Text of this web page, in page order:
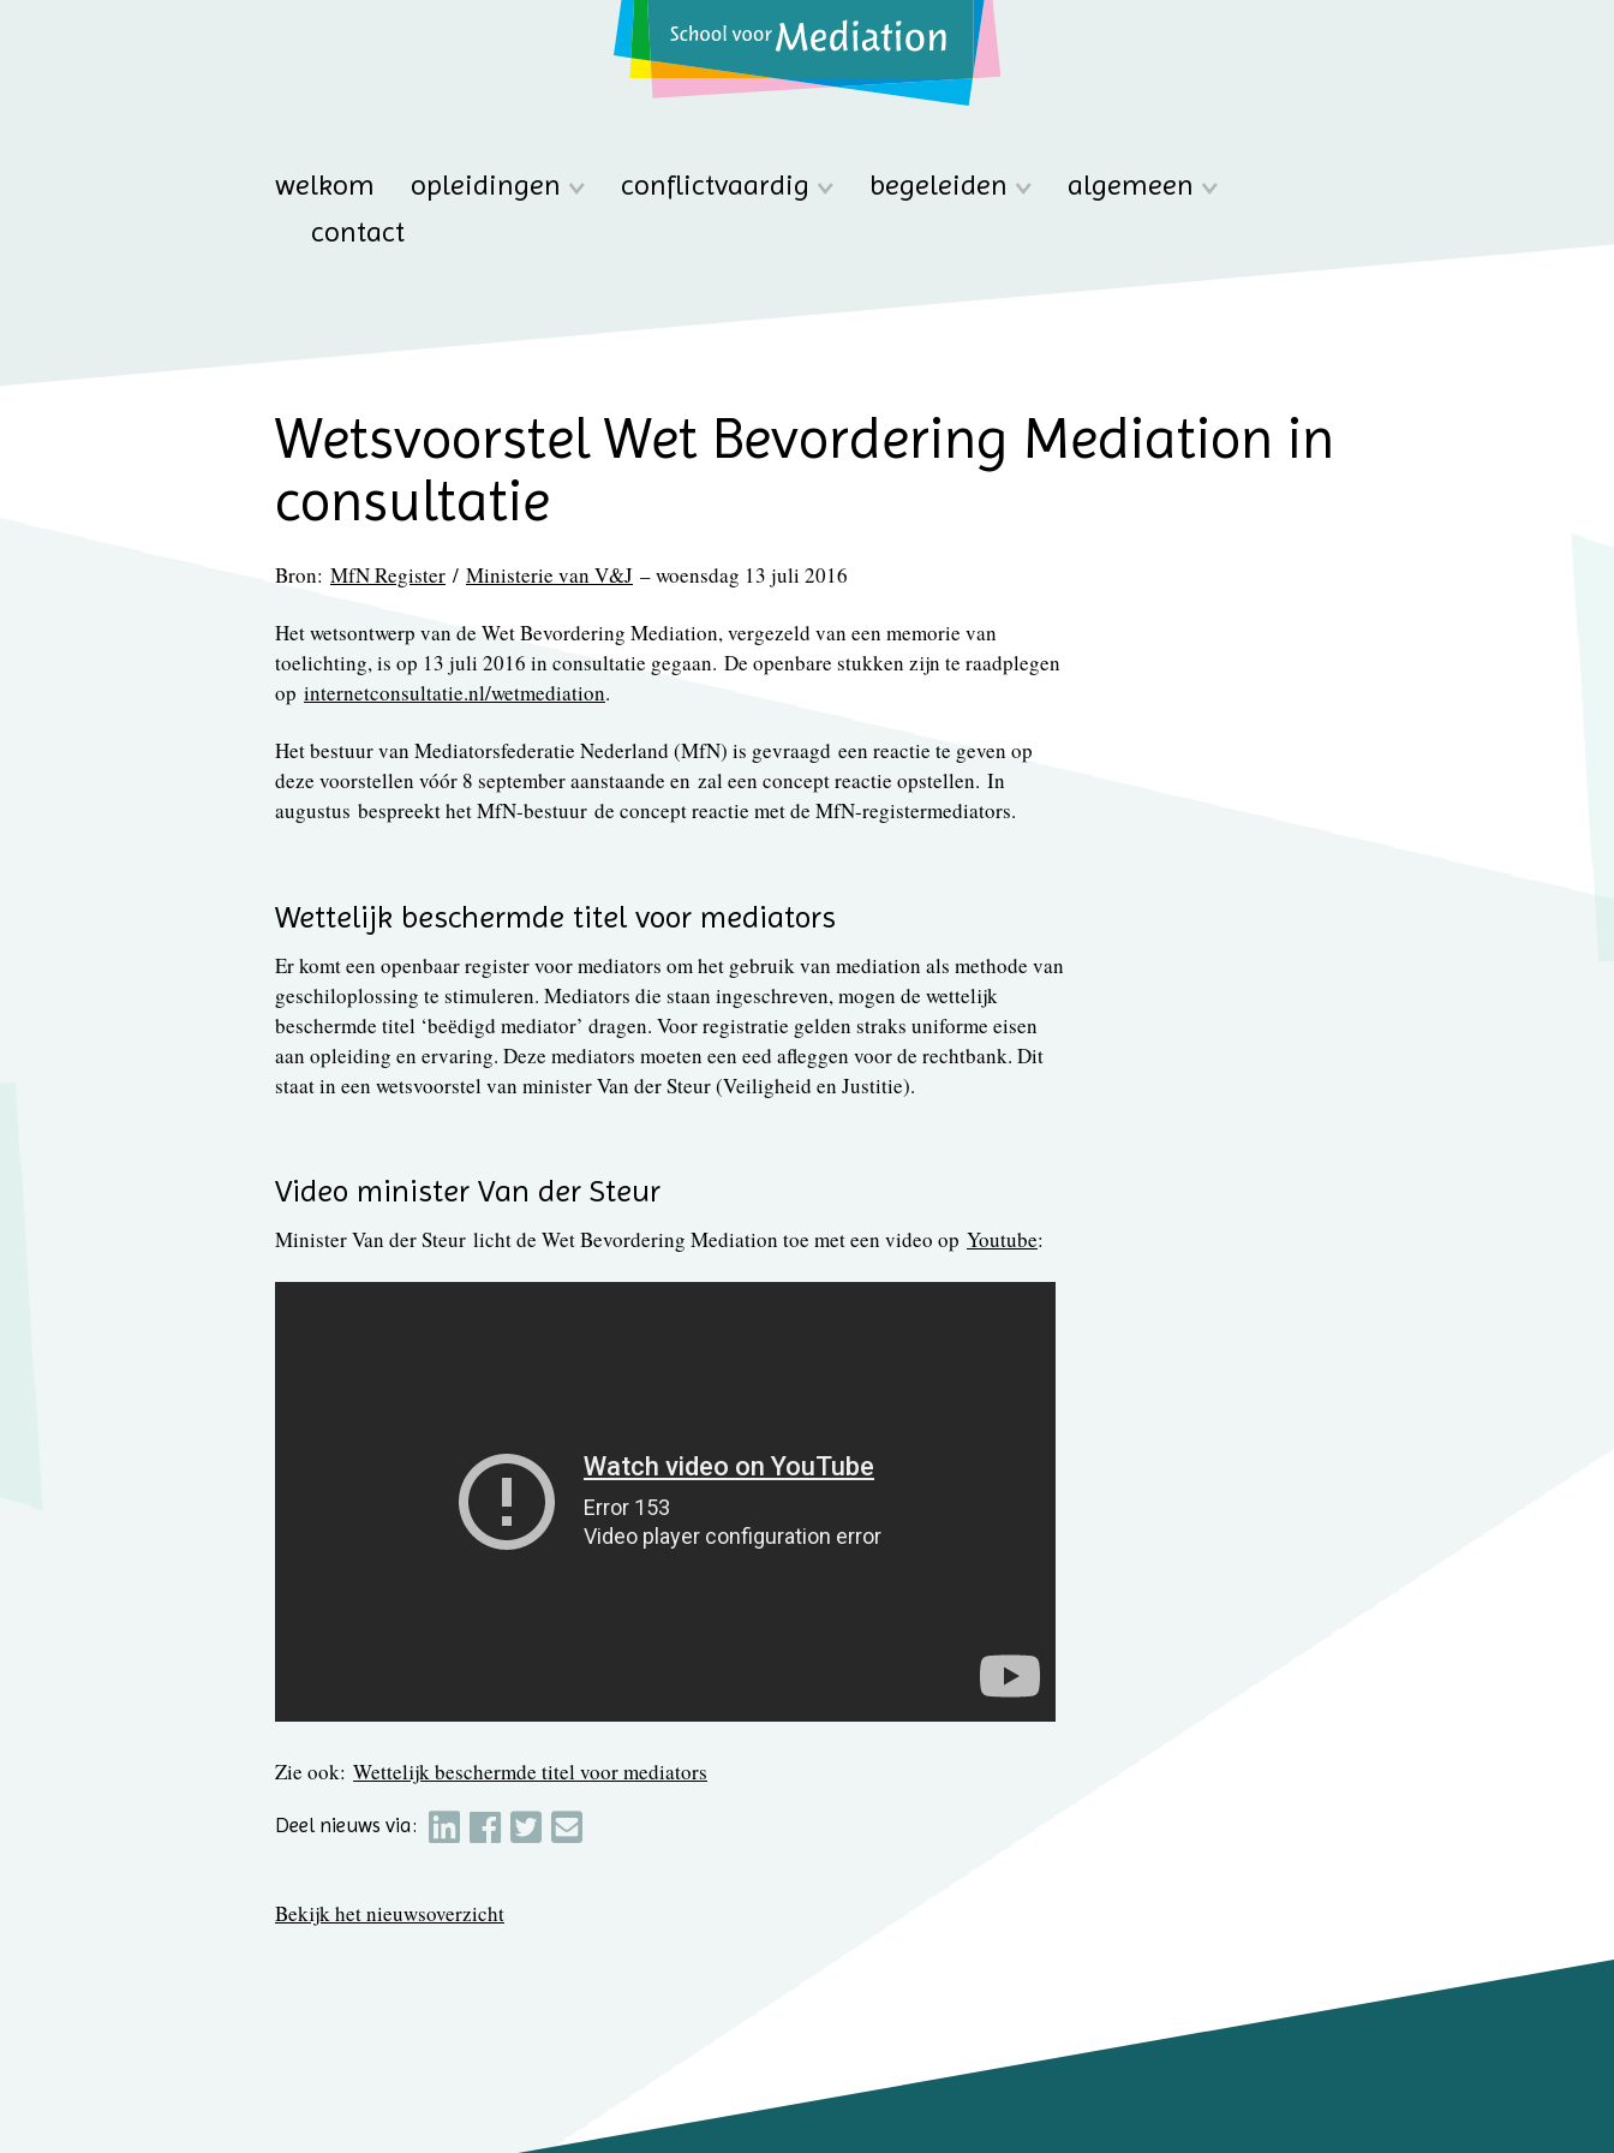
welkom opleidingen conflictvaardig begeleiden
algemeen
contact
Wetsvoorstel Wet Bevordering Mediation in
consultatie
Bron: MfN Register / Ministerie van V&J – woensdag 13 juli 2016
Het wetsontwerp van de Wet Bevordering Mediation, vergezeld van een memorie van
toelichting, is op 13 juli 2016 in consultatie gegaan. De openbare stukken zijn te raadplegen
op internetconsultatie.nl/wetmediation.
Het bestuur van Mediatorsfederatie Nederland (MfN) is gevraagd een reactie te geven op
deze voorstellen vóór 8 september aanstaande en zal een concept reactie opstellen. In
augustus bespreekt het MfN-bestuur de concept reactie met de MfN-registermediators.
Wettelijk beschermde titel voor mediators
Er komt een openbaar register voor mediators om het gebruik van mediation als methode van
geschiloplossing te stimuleren. Mediators die staan ingeschreven, mogen de wettelijk
beschermde titel ‘beёdigd mediator’ dragen. Voor registratie gelden straks uniforme eisen
aan opleiding en ervaring. Deze mediators moeten een eed afleggen voor de rechtbank. Dit
staat in een wetsvoorstel van minister Van der Steur (Veiligheid en Justitie).
Video minister Van der Steur
Minister Van der Steur licht de Wet Bevordering Mediation toe met een video op Youtube:
Zie ook: Wettelijk beschermde titel voor mediators
Deel nieuws via:
Bekijk het nieuwsoverzicht